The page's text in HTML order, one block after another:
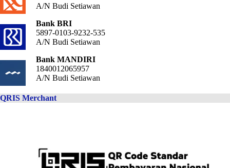
A/N Budi Setiawan
Bank BRI
5897-0103-9232-535
A/N Budi Setiawan
Bank MANDIRI
1840012065957
A/N Budi Setiawan
QRIS Merchant